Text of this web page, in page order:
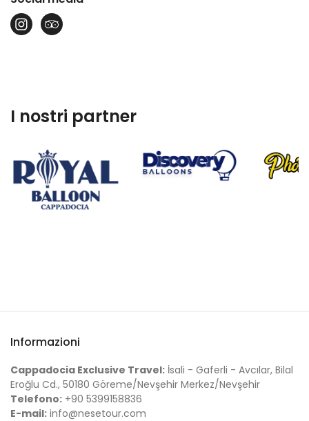
I nostri partner
Informazioni
Cappadocia Exclusive Travel: İsali - Gaferli - Avcılar, Bilal
Eroğlu Cd., 50180 Göreme/Nevşehir Merkez/Nevşehir
Telefono: +90 5399158836
E-mail: info@nesetour.com